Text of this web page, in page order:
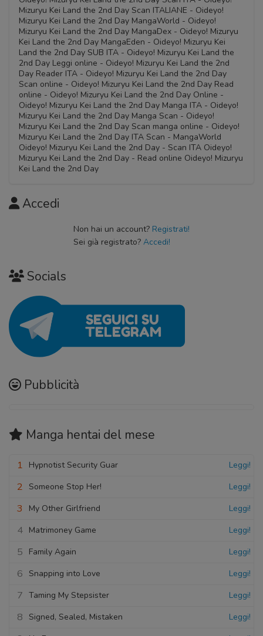
Mizuryu Kei Land the 2nd Day Scan ITALIANE - Oideyo!
Mizuryu Kei Land the 2nd Day MangaWorld - Oideyo!
Mizuryu Kei Land the 2nd Day MangaDex - Oideyo! Mizuryu
Kei Land the 2nd Day MangaEden - Oideyo! Mizuryu Kei
Land the 2nd Day SUB ITA - Oideyo! Mizuryu Kei Land the
2nd Day Leggi online - Oideyo! Mizuryu Kei Land the 2nd
Day Reader ITA - Oideyo! Mizuryu Kei Land the 2nd Day
Scan online - Oideyo! Mizuryu Kei Land the 2nd Day Read
online - Oideyo! Mizuryu Kei Land the 2nd Day Online -
Oideyo! Mizuryu Kei Land the 2nd Day Manga ITA - Oideyo!
Mizuryu Kei Land the 2nd Day Manga Scan - Oideyo!
Mizuryu Kei Land the 2nd Day Scan manga online - Oideyo!
Mizuryu Kei Land the 2nd Day ITA Scan - MangaWorld
Oideyo! Mizuryu Kei Land the 2nd Day - Scan ITA Oideyo!
Mizuryu Kei Land the 2nd Day - Read online Oideyo! Mizuryu
Kei Land the 2nd Day
Accedi
Non hai un account? Registrati!
Sei già registrato? Accedi!
Socials
Pubblicità
Manga hentai del mese
1 Hypnotist Security Guar Leggi!
2 Someone Stop Her! Leggi!
3 My Other Girlfriend Leggi!
4 Matrimoney Game Leggi!
5 Family Again Leggi!
6 Snapping into Love Leggi!
7 Taming My Stepsister Leggi!
8 Signed, Sealed, Mistaken Leggi!